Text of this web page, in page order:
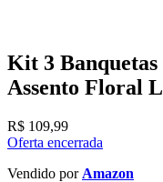
Kit 3 Banquetas
Assento Floral
R$ 109,99
Oferta encerrada
Vendido por Amazon